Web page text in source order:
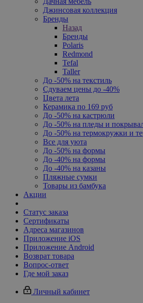
Джинсовая коллекция
Бренды
Назад
Бренды
Polaris
Redmond
Tefal
Taller
До -50% на текстиль
Сдуваем цены до -40%
Цвета лета
Керамика по 169 руб
До -50% на кастрюли
До -50% на пледы и
До -50% на термокружки и
Все для уюта
До -50% на формы
До -40% на формы
До -40% на казаны
Пляжные сумки
Товары из бамбука
Акции
Статус заказа
Сертификаты
Адреса магазинов
Приложение iOS
Приложение Android
Возврат товара
Вопрос-ответ
Где мой заказ
Личный кабинет